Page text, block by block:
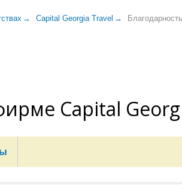
Capital Georgia Travel Благодарность
Capital